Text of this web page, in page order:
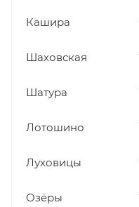
Кашира
Шаховская
Шатура
Лотошино
Луховицы
Озёры